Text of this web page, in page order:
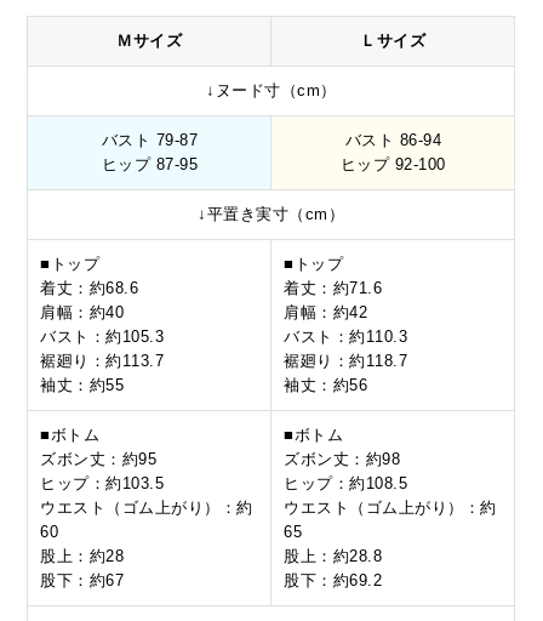
Ｍサイズ Ｌサイズ
↓ヌード寸（cm）
バスト 79-87
ヒップ 87-95
バスト 86-94
ヒップ 92-100
↓平置き実寸（cm）
■トップ
着丈：約68.6
肩幅：約40
バスト：約105.3
裾廻り：約113.7
袖丈：約55
■トップ
着丈：約71.6
肩幅：約42
バスト：約110.3
裾廻り：約118.7
袖丈：約56
■ボトム
ズボン丈：約95
ヒップ：約103.5
ウエスト（ゴム上がり）：約
60
股上：約28
股下：約67
■ボトム
ズボン丈：約98
ヒップ：約108.5
ウエスト（ゴム上がり）：約
65
股上：約28.8
股下：約69.2